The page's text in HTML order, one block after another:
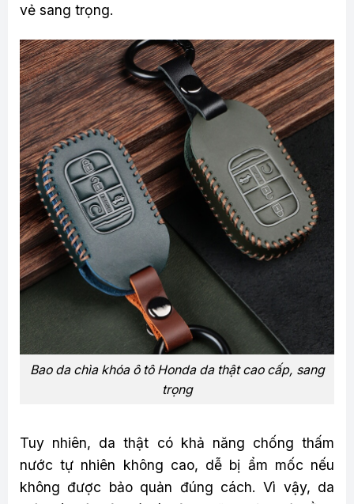
vẻ sang trọng.
Bao da chìa khóa ô tô Honda da thật cao cấp, sang
trọng
Tuy nhiên, da thật có khả năng chống thấm
nước tự nhiên không cao, dễ bị ẩm mốc nếu
không được bảo quản đúng cách. Vì vậy, da